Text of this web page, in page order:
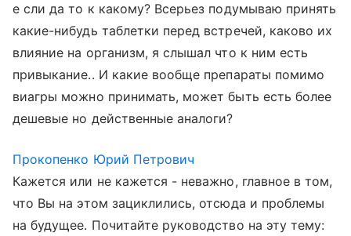
е сли да то к какому? Всерьез подумываю принять
какие-нибудь таблетки перед встречей, каково их
влияние на организм, я слышал что к ним есть
привыкание.. И какие вообще препараты помимо
виагры можно принимать, может быть есть более
дешевые но действенные аналоги?
Прокопенко Юрий Петрович
Кажется или не кажется - неважно, главное в том,
что Вы на этом зациклились, отсюда и проблемы
на будущее. Почитайте руководство на эту тему: